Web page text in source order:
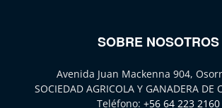
SOBRE NOSOTROS
Avenida Juan Mackenna 904,
SOCIEDAD AGRICOLA Y GANADERA DE
Teléfono: +56 64 223 2160